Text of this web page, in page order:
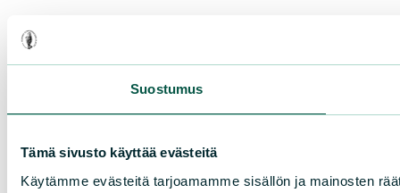
Suostumus
Tämä sivusto käyttää evästeitä
Käytämme evästeitä tarjoamamme sisällön ja mainosten